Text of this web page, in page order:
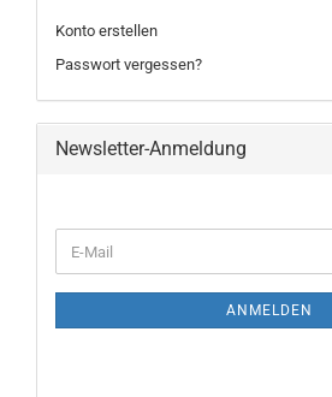
Konto erstellen
Passwort vergessen?
Newsletter-Anmeldung
ANMELDEN